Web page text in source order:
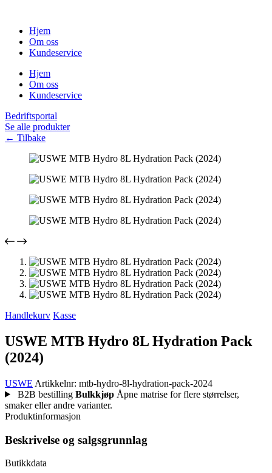
innholdetHjem
Om oss
Kundeservice
Hjem
Om oss
Kundeservice
Bedriftsportal
Se alle produkter
← Tilbake
Handlekurv Kasse
USWE MTB Hydro 8L Hydration Pack
(2024)
USWE Artikkelnr: mtb-hydro-8l-hydration-pack-2024
B2B bestilling Bulkkjøp Åpne matrise for flere størrelser,
smaker eller andre varianter.
Produktinformasjon
Beskrivelse og salgsgrunnlag
Butikkdata